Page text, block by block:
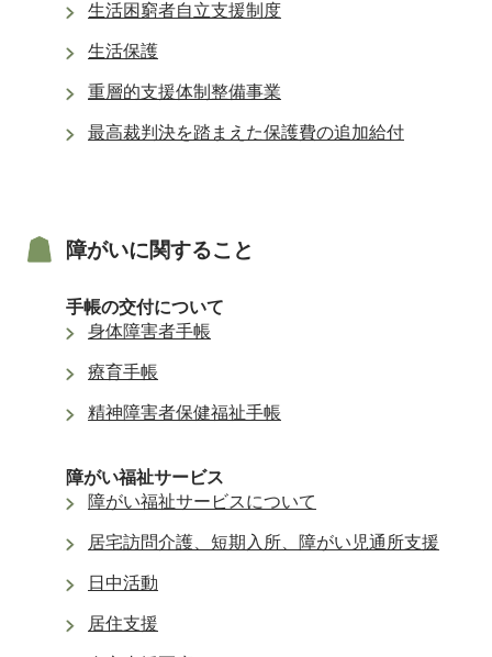
生活困窮者自立支援制度
生活保護
重層的支援体制整備事業
最高裁判決を踏まえた保護費の追加給付
障がいに関すること
手帳の交付について
身体障害者手帳
療育手帳
精神障害者保健福祉手帳
障がい福祉サービス
障がい福祉サービスについて
居宅訪問介護、短期入所、障がい児通所支援
日中活動
居住支援